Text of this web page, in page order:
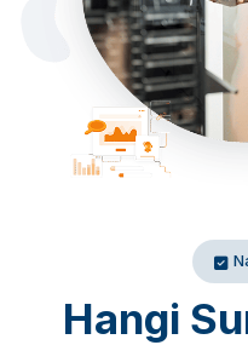
Hangi